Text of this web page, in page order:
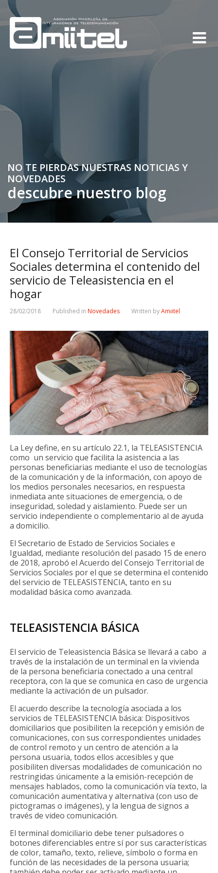
NO TE PIERDAS NUESTRAS NOTICIAS Y
NOVEDADES
descubre nuestro blog
El Consejo Territorial de Servicios
Sociales determina el contenido del
servicio de Teleasistencia en el
hogar
28/02/2018 Published in Novedades Written byAmiitel
La Ley define, en su artículo 22.1, la TELEASISTENCIA
como un servicio que facilita la asistencia a las
personas beneficiarias mediante el uso de tecnologías
de la comunicación y de la información, con apoyo de
los medios personales necesarios, en respuesta
inmediata ante situaciones de emergencia, o de
inseguridad, soledad y aislamiento. Puede ser un
servicio independiente o complementario al de ayuda
a domicilio.
El Secretario de Estado de Servicios Sociales e
Igualdad, mediante resolución del pasado 15 de enero
de 2018, aprobó el Acuerdo del Consejo Territorial de
Servicios Sociales por el que se determina el contenido
del servicio de TELEASISTENCIA, tanto en su
modalidad básica como avanzada.
TELEASISTENCIA BÁSICA
El servicio de Teleasistencia Básica se llevará a cabo a
través de la instalación de un terminal en la vivienda
de la persona beneficiaria conectado a una central
receptora, con la que se comunica en caso de urgencia
mediante la activación de un pulsador.
El acuerdo describe la tecnología asociada a los
servicios de TELEASISTENCIA básica: Dispositivos
domiciliarios que posibiliten la recepción y emisión de
comunicaciones, con sus correspondientes unidades
de control remoto y un centro de atención a la
persona usuaria, todos ellos accesibles y que
posibiliten diversas modalidades de comunicación no
restringidas únicamente a la emisión-recepción de
mensajes hablados, como la comunicación vía texto, la
comunicación aumentativa y alternativa (con uso de
pictogramas o imágenes), y la lengua de signos a
través de video comunicación.
El terminal domiciliario debe tener pulsadores o
botones diferenciables entre sí por sus características
de color, tamaño, texto, relieve, símbolo o forma en
función de las necesidades de la persona usuaria;